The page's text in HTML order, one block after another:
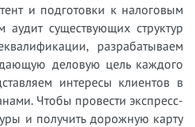
и подготовки к налоговым
существующих структур
разрабатываем
деловую цель каждого
интересы клиентов в
Чтобы провести экспресс-
и получить дорожную карту